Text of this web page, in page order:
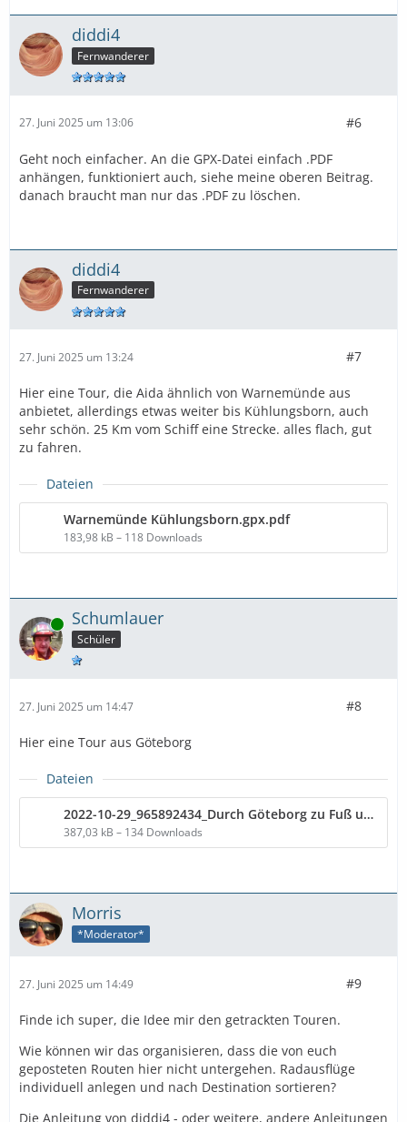
diddi4
Fernwanderer
27. Juni 2025 um 13:06 #6
Geht noch einfacher. An die GPX-Datei einfach .PDF
anhängen, funktioniert auch, siehe meine oberen Beitrag.
danach braucht man nur das .PDF zu löschen.
diddi4
Fernwanderer
27. Juni 2025 um 13:24 #7
Hier eine Tour, die Aida ähnlich von Warnemünde aus
anbietet, allerdings etwas weiter bis Kühlungsborn, auch
sehr schön. 25 Km vom Schiff eine Strecke. alles flach, gut
zu fahren.
Dateien
Warnemünde Kühlungsborn.gpx.pdf
183,98 kB – 118 Downloads
Online Schumlauer
Schüler
27. Juni 2025 um 14:47 #8
Hier eine Tour aus Göteborg
Dateien
2022-10-29_965892434_Durch Göteborg zu Fuß und mit dem Ebike.gpx.pdf
387,03 kB – 134 Downloads
Morris
*Moderator*
27. Juni 2025 um 14:49 #9
Finde ich super, die Idee mir den getrackten Touren.
Wie können wir das organisieren, dass die von euch
geposteten Routen hier nicht untergehen. Radausflüge
individuell anlegen und nach Destination sortieren?
Die Anleitung von diddi4 - oder weitere, andere Anleitungen